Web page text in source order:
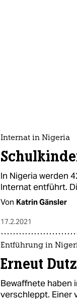
Internat in Nigeria
In Nigeria werden
Internat entführt.
Von Katrin Gänsler
17.2.2021
Entführung in
Erneut
Bewaffnete haben
verschleppt. Einer